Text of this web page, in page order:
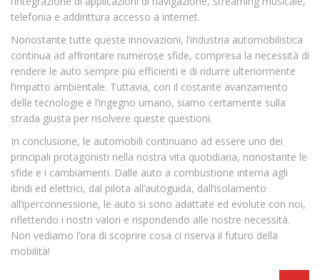
telefonia e addirittura accesso a internet.
Nonostante tutte queste innovazioni, l’industria automobilistica
continua ad affrontare numerose sfide, compresa la necessità di
rendere le auto sempre più efficienti e di ridurre ulteriormente
l’impatto ambientale. Tuttavia, con il costante avanzamento
delle tecnologie e l’ingegno umano, siamo certamente sulla
strada giusta per risolvere queste questioni.
In conclusione, le automobili continuano ad essere uno dei
principali protagonisti nella nostra vita quotidiana, nonostante le
sfide e i cambiamenti. Dalle auto a combustione interna agli
ibridi ed elettrici, dal pilota all’autoguida, dall’isolamento
all’iperconnessione, le auto si sono adattate ed evolute con noi,
riflettendo i nostri valori e rispondendo alle nostre necessità.
Non vediamo l’ora di scoprire cosa ci riserva il futuro della
mobilità!